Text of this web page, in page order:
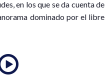
en los que se da cuenta de
dominado por el libre